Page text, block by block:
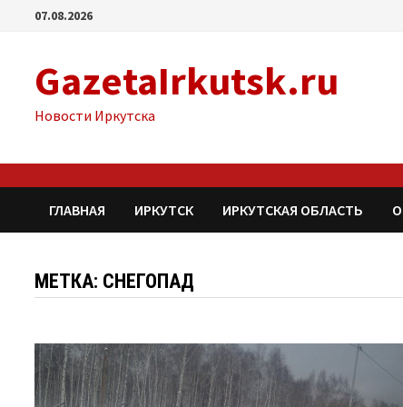
Перейти07.08.2026
GazetaIrkutsk.ru
Новости Иркутска
ГЛАВНАЯ ИРКУТСК ИРКУТСКАЯ ОБЛАСТЬ
МЕТКА: СНЕГОПАД